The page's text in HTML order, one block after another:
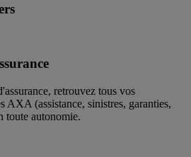
retrouvez tous vos
AXA (assistance, sinistres, garanties,
toute autonomie.